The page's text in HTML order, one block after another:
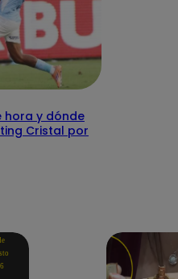
hora y dónde
Cristal por